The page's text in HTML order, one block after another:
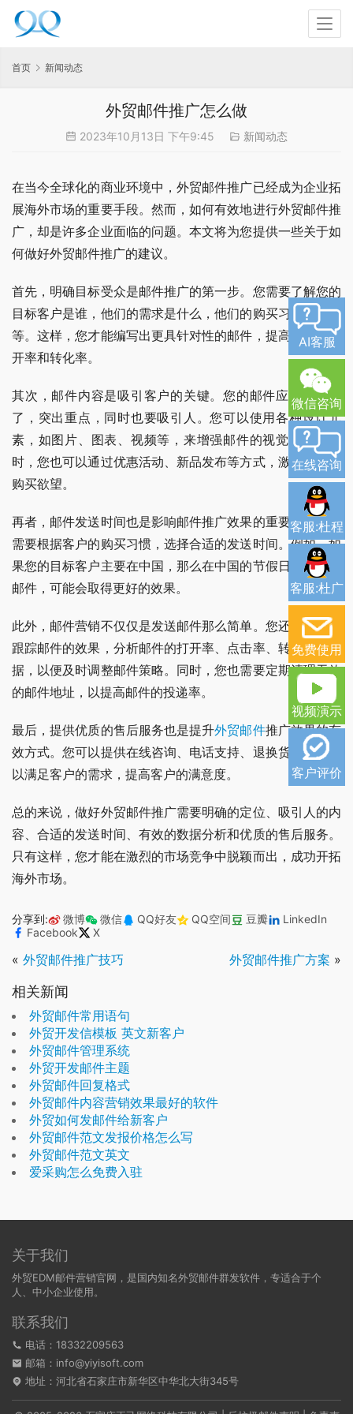
首页 新闻动态
外贸邮件推广怎么做
2023年10月13日 下午9:45 新闻动态
在当今全球化的商业环境中，外贸邮件推广已经成为企业拓
展海外市场的重要手段。然而，如何有效地进行外贸邮件推
广，却是许多企业面临的问题。本文将为您提供一些关于如
何做好外贸邮件推广的建议。
首先，明确目标受众是邮件推广的第一步。您需要了解您的
目标客户是谁，他们的需求是什么，他们的购买习惯是什么
等。这样，您才能编写出更具针对性的邮件，提高邮件的打
开率和转化率。
其次，邮件内容是吸引客户的关键。您的邮件应该简洁明
了，突出重点，同时也要吸引人。您可以使用各种设计元
素，如图片、图表、视频等，来增强邮件的视觉效果。同
时，您也可以通过优惠活动、新品发布等方式，激发客户的
购买欲望。
再者，邮件发送时间也是影响邮件推广效果的重要因素。您
需要根据客户的购买习惯，选择合适的发送时间。例如，如
果您的目标客户主要在中国，那么在中国的节假日期间发送
邮件，可能会取得更好的效果。
此外，邮件营销不仅仅是发送邮件那么简单。您还需要定期
跟踪邮件的效果，分析邮件的打开率、点击率、转化率等数
据，以便及时调整邮件策略。同时，您也需要定期清理无效
的邮件地址，以提高邮件的投递率。
最后，提供优质的售后服务也是提升外贸邮件推广效果的有
效方式。您可以提供在线咨询、电话支持、退换货服务等，
以满足客户的需求，提高客户的满意度。
总的来说，做好外贸邮件推广需要明确的定位、吸引人的内
容、合适的发送时间、有效的数据分析和优质的售后服务。
只有这样，您才能在激烈的市场竞争中脱颖而出，成功开拓
海外市场。
分享到: 微博 微信 QQ好友 QQ空间 豆瓣
LinkedIn
Facebook
X
« 外贸邮件推广技巧 外贸邮件推广方案 »
相关新闻
外贸邮件常用语句
外贸开发信模板 英文新客户
外贸邮件管理系统
外贸开发邮件主题
外贸邮件回复格式
外贸邮件内容营销效果最好的软件
外贸如何发邮件给新客户
外贸邮件范文发报价格怎么写
外贸邮件范文英文
爱采购怎么免费入驻
关于我们
外贸EDM邮件营销官网，是国内知名外贸邮件群发软件，专适合于个
人、中小企业使用。
联系我们
电话：18332209563
邮箱：info@yiyisoft.com
地址：河北省石家庄市新华区中华北大街345号
AI客服
微信咨询
在线咨询
客服:杜程
客服:杜广
免费使用
视频演示
客户评价